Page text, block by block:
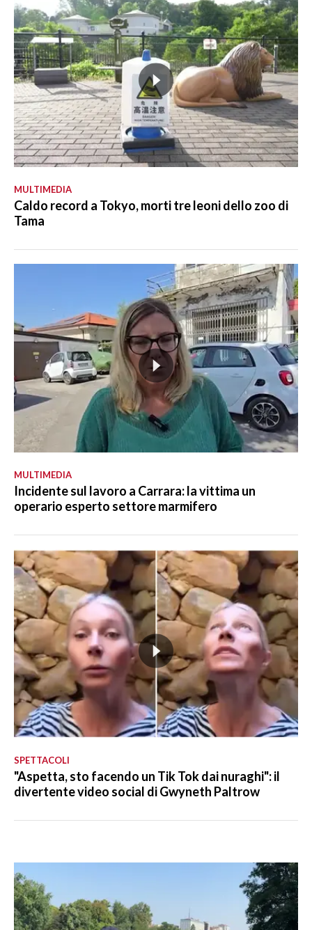
MULTIMEDIA
Caldo record a Tokyo, morti tre leoni dello zoo di
Tama
MULTIMEDIA
Incidente sul lavoro a Carrara: la vittima un
operario esperto settore marmifero
SPETTACOLI
"Aspetta, sto facendo un Tik Tok dai nuraghi": il
divertente video social di Gwyneth Paltrow